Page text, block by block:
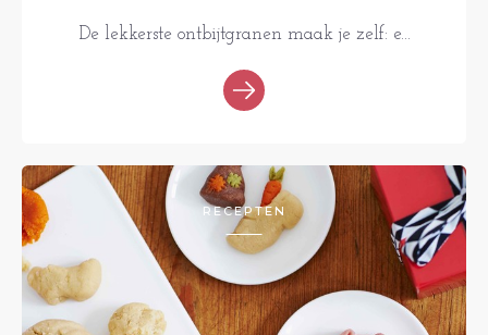
De lekkerste ontbijtgranen maak je zelf: e...
RECEPTEN